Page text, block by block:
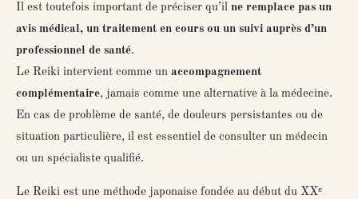
Il est toutefois important de préciser qu’il ne remplace pas un
avis médical, un traitement en cours ou un suivi auprès d’un
professionnel de santé.
Le Reiki intervient comme un accompagnement
complémentaire, jamais comme une alternative à la médecine.
En cas de problème de santé, de douleurs persistantes ou de
situation particulière, il est essentiel de consulter un médecin
ou un spécialiste qualifié.
Le Reiki est une méthode japonaise fondée au début du XXᵉ